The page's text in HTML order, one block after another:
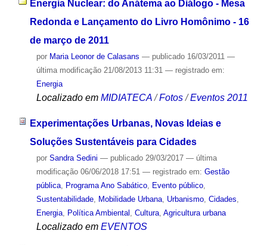
Energia Nuclear: do Anátema ao Diálogo - Mesa
Redonda e Lançamento do Livro Homônimo - 16
de março de 2011
por Maria Leonor de Calasans — publicado16/03/2011 —
última modificação21/08/2013 11:31 — registrado em:
Energia
Localizado em MIDIATECA /Fotos /Eventos 2011
Experimentações Urbanas, Novas Ideias e
Soluções Sustentáveis para Cidades
por Sandra Sedini — publicado29/03/2017 — última
modificação06/06/2018 17:51 — registrado em: Gestão
pública, Programa Ano Sabático, Evento público,
Sustentabilidade, Mobilidade Urbana, Urbanismo, Cidades,
Energia, Política Ambiental , Cultura, Agricultura urbana
Localizado em EVENTOS